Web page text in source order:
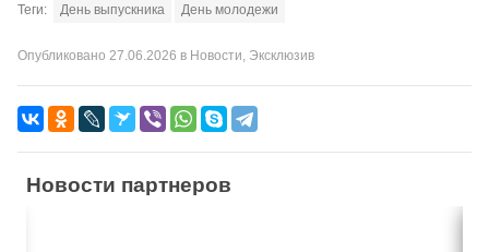
Теги: День выпускника День молодежи
Опубликовано 27.06.2026 в Новости, Эксклюзив
Новости партнеров